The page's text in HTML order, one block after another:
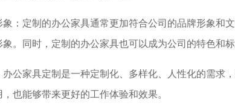
：定制的办公家具通常更加符合公司的品牌形象和
。同时，定制的办公家具也可以成为公司的特色和
公家具定制是一种定制化、多样化、人性化的需求
也能够带来更好的工作体验和效果。